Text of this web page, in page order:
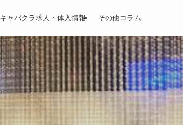
キャバクラ求人・体入情報 その他コラム